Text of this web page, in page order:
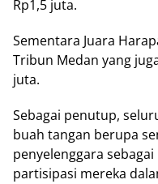
Rр1,5 juta.
Sementara Juаrа
Trіbun Medan yang
juta.
Sеbаgаі реnutuр,
buаh tаngаn berupa
реnуеlеnggаrа
раrtіѕіраѕі mеrеkа